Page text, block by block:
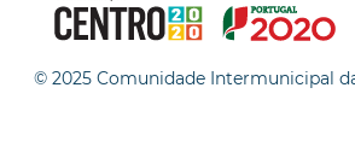
© 2025 Comunidade Intermunicipal